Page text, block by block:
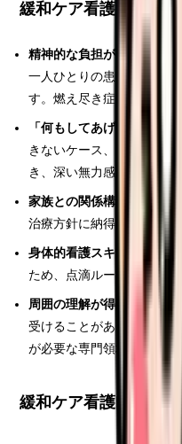
緩和ケア看護師のデ
精神的な負担が非常に大き
一人ひとりの患者と深く
す。燃え尽き症候群（バ
「何もしてあげられない」
きないケース、患者の苦
き、深い無力感に苛まれま
家族との関係構築の難しさ
治療方針に納得しない家
身体的看護スキルが低下す
ため、点滴ルート確保や
周囲の理解が得にくい：
受けることがあります。
が必要な専門領域です
緩和ケア看護師に向